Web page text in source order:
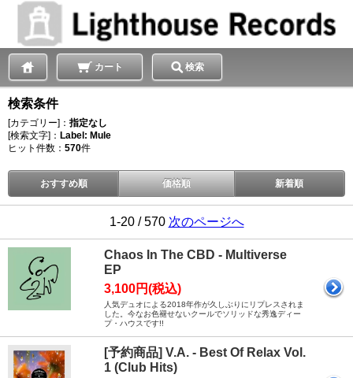
カート 検索
検索条件
[カテゴリー]： 指定なし
[検索文字]： Label: Mule
ヒット件数： 570件
おすすめ順 価格順 新着順
1-20 / 570 次のページへ
Chaos In The CBD - Multiverse
EP
3,100円(税込)
人気デュオによる2018年作が久しぶりにリプレスされま
した。今なお色褪せないクールでソリッドな秀逸ディー
プ・ハウスです!!
[予約商品] V.A. - Best Of Relax Vol.
1 (Club Hits)